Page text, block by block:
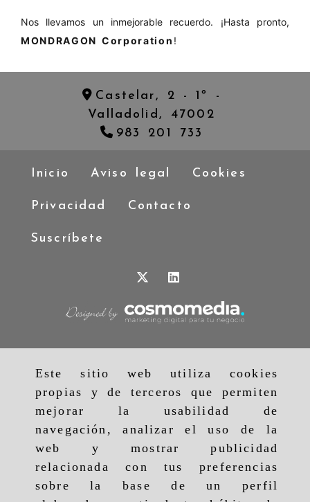
Este sitio web utiliza cookies
propias y de terceros que permiten
mejorar la usabilidad de
navegación, analizar el uso de la
web y mostrar publicidad
relacionada con tus preferencias
sobre la base de un perfil
Nos llevamos un inmejorable recuerdo. ¡Hasta pronto,
MONDRAGON Corporation !
Castelar, 2 - 1º -
Valladolid, 47002
983 201 733
Inicio Aviso legal Cookies
Privacidad Contacto
Suscríbete